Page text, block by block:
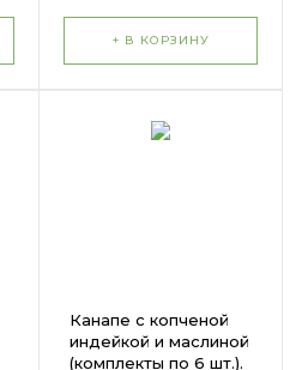
+ В КОРЗИНУ
Канапе с копченой
индейкой и маслиной
(комплекты по 6 шт.).